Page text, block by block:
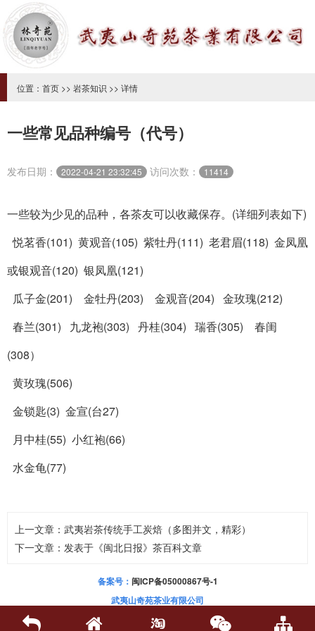
位置： 首页 >> 岩茶知识 >> 详情
一些常见品种编号（代号）
发布日期： 2022-04-21 23:32:45 访问次数： 11414
一些较为少见的品种，各茶友可以收藏保存。(详细列表如下)
悦茗香(101) 黄观音(105) 紫牡丹(111) 老君眉(118) 金凤凰
或银观音(120) 银凤凰(121)
瓜子金(201)
金牡丹(203) 金观音(204) 金玫瑰(212)
春兰(301) 九龙袍(303) 丹桂(304) 瑞香(305) 春闺
(308）
黄玫瑰(506)
金锁匙(3) 金宣(台27)
月中桂(55) 小红袍(66)
水金龟(77)
上一文章： 武夷岩茶传统手工炭焙（多图并文，精彩）
下一文章： 发表于《闽北日报》茶百科文章
备案号： 闽ICP备05000867号-1
武夷山奇苑茶业有限公司